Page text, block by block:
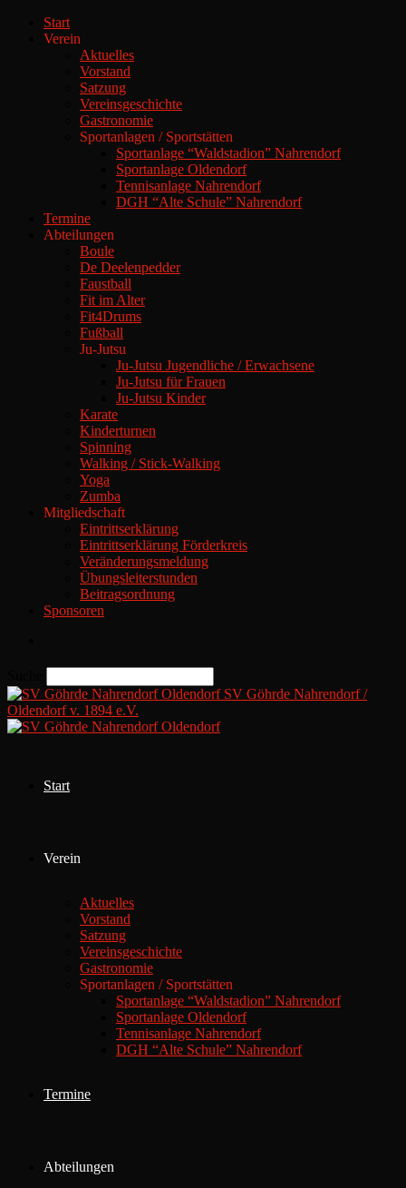
Start
Verein
Aktuelles
Vorstand
Satzung
Vereinsgeschichte
Gastronomie
Sportanlagen / Sportstätten
Sportanlage “Waldstadion” Nahrendorf
Sportanlage Oldendorf
Tennisanlage Nahrendorf
DGH “Alte Schule” Nahrendorf
Termine
Abteilungen
Boule
De Deelenpedder
Faustball
Fit im Alter
Fit4Drums
Fußball
Ju-Jutsu
Ju-Jutsu Jugendliche / Erwachsene
Ju-Jutsu für Frauen
Ju-Jutsu Kinder
Karate
Kinderturnen
Spinning
Walking / Stick-Walking
Yoga
Zumba
Mitgliedschaft
Eintrittserklärung
Eintrittserklärung Förderkreis
Veränderungsmeldung
Übungsleiterstunden
Beitragsordnung
Sponsoren
SV Göhrde Nahrendorf /
Oldendorf v. 1894 e.V.
Start
Verein
Aktuelles
Vorstand
Satzung
Vereinsgeschichte
Gastronomie
Sportanlagen / Sportstätten
Sportanlage “Waldstadion” Nahrendorf
Sportanlage Oldendorf
Tennisanlage Nahrendorf
DGH “Alte Schule” Nahrendorf
Termine
Abteilungen